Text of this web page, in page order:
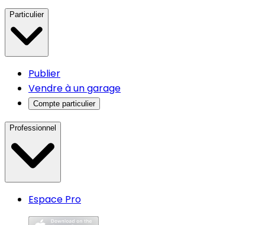
Particulier
Publier
Vendre à un garage
Compte particulier
Professionnel
Espace Pro